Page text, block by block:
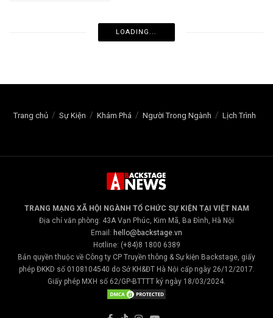
LOADING...
Trang chủ Sự Kiện Khám Phá Người Trong Ngành Lịch Trình
TRANG MẠNG XÃ HỘI NGÀNH TỔ CHỨC SỰ KIỆN TẠI VIỆT NAM
Địa chỉ văn phòng: 43A Vạn Phúc, Kim Mã, Ba Đình, Hà Nội
Email: hello@backstage.vn
Hotline: (+84)8 1800 6389
Bản quyền thuộc về Công ty CP Truyền thông & Sự kiện Backstage, giấy
phép ĐKKD số 0108104540 do Sở KH&ĐT Hà Nội cấp ngày 26/12/2017.
Giấy phép MXH số 62/GP-BTTTT ký ngày 18/03/2024.